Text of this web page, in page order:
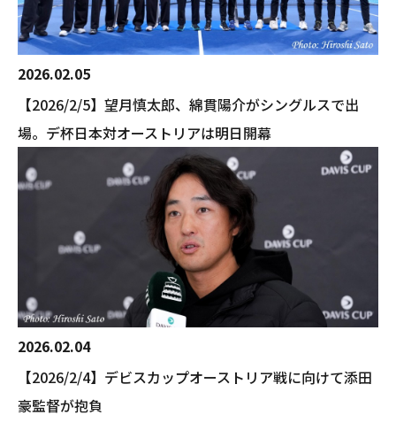
2026.02.05
【2026/2/5】望月慎太郎、綿貫陽介がシングルスで出
場。デ杯日本対オーストリアは明日開幕
2026.02.04
【2026/2/4】デビスカップオーストリア戦に向けて添田
豪監督が抱負